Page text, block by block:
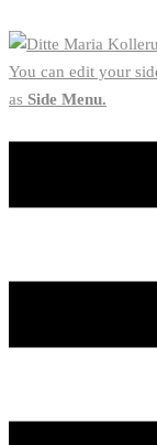
You can edit your
as Side Menu.